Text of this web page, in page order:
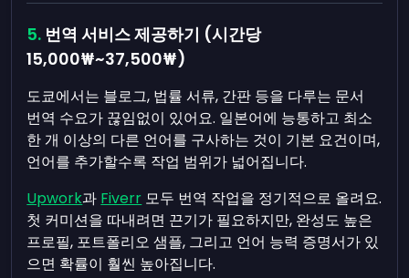
번역 서비스 제공하기 (시간당
15,000₩~37,500₩)
도쿄에서는 블로그, 법률 서류, 간판 등을 다루는 문서
번역 수요가 끊임없이 있어요. 일본어에 능통하고 최소
한 개 이상의 다른 언어를 구사하는 것이 기본 요건이며,
언어를 추가할수록 작업 범위가 넓어집니다.
Upwork과 Fiverr 모두 번역 작업을 정기적으로 올려요.
첫 커미션을 따내려면 끈기가 필요하지만, 완성도 높은
프로필, 포트폴리오 샘플, 그리고 언어 능력 증명서가 있
으면 확률이 훨씬 높아집니다.